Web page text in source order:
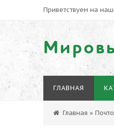
Приветствуем на
ГЛАВНАЯ
Главная »